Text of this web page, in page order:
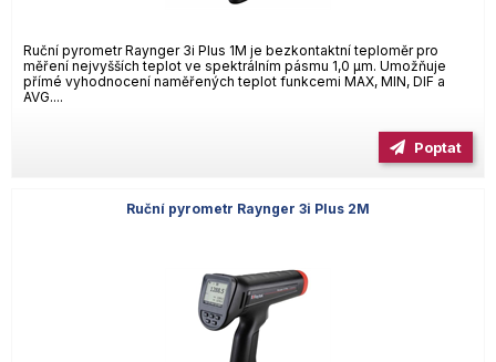
Ruční pyrometr Raynger 3i Plus 1M je bezkontaktní teploměr pro
měření nejvyšších teplot ve spektrálním pásmu 1,0 µm. Umožňuje
přímé vyhodnocení naměřených teplot funkcemi MAX, MIN, DIF a
AVG....
Poptat
Ruční pyrometr Raynger 3i Plus 2M